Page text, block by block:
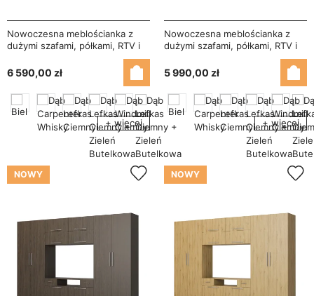
Nowoczesna meblościanka z
dużymi szafami, półkami, RTV i
Eukaliptus – SCANDI
6 590,00 zł
+ więcej
Nowoczesna meblościanka z
dużymi szafami, półkami, RTV i
Kaszmirowy Beż – SCANDI
5 990,00 zł
+ więcej
NOWY NOWY